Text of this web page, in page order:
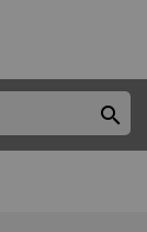
